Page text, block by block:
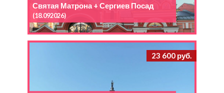
Святая Матрона + Сергиев Посад
(18.092026)
23 600 руб.